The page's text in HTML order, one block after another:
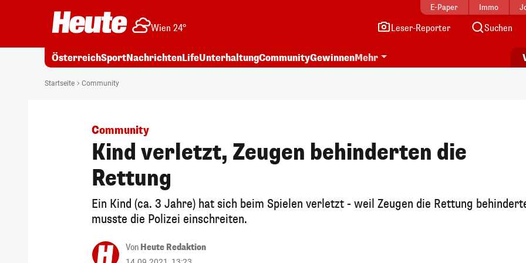
E-Paper Immo
Wien 24° Leser-Reporter Suchen
ÖsterreichSportNachrichtenLifeUnterhaltungCommunityGewinnenMehr
Startseite Community
Community
Kind verletzt, Zeugen behinderten die
Rettung
Ein Kind (ca. 3 Jahre) hat sich beim Spielen verletzt - weil Zeugen die Rettung
musste die Polizei einschreiten.
Von Heute Redaktion